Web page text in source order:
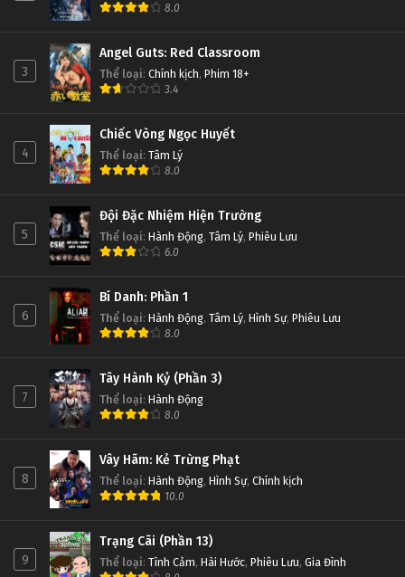
8.0
3
Angel Guts: Red Classroom
Thể loại: Chính kịch, Phim 18+
3.4
4
Chiếc Vòng Ngọc Huyết
Thể loại: Tâm Lý
8.0
5
Đội Đặc Nhiệm Hiện Trường
Thể loại: Hành Động, Tâm Lý, Phiêu Lưu
6.0
6
Bí Danh: Phần 1
Thể loại: Hành Động, Tâm Lý, Hình Sự, Phiêu Lưu
8.0
7
Tây Hành Kỷ (Phần 3)
Thể loại: Hành Động
8.0
8
Vây Hãm: Kẻ Trừng Phạt
Thể loại: Hành Động, Hình Sự, Chính kịch
10.0
9
Trạng Cãi (Phần 13)
Thể loại: Tình Cảm, Hài Hước, Phiêu Lưu, Gia Đình